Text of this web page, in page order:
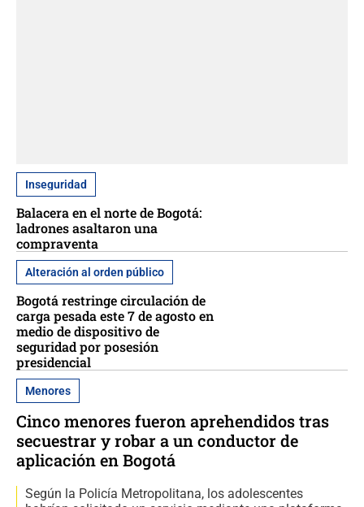
Inseguridad
Balacera en el norte de Bogotá:
ladrones asaltaron una
compraventa
Alteración al orden público
Bogotá restringe circulación de
carga pesada este 7 de agosto en
medio de dispositivo de
seguridad por posesión
presidencial
Menores
Cinco menores fueron aprehendidos tras
secuestrar y robar a un conductor de
aplicación en Bogotá
Según la Policía Metropolitana, los adolescentes